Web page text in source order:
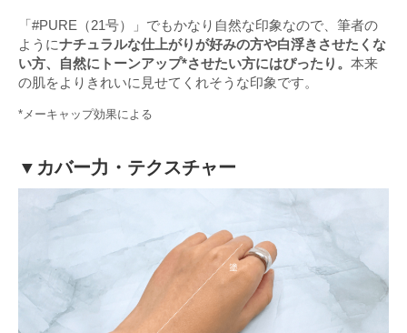
「#PURE（21号）」でもかなり自然な印象なので、筆者の
ようにナチュラルな仕上がりが好みの方や白浮きさせたくな
い方、自然にトーンアップ*させたい方にはぴったり。 本来
の肌をよりきれいに見せてくれそうな印象です。
*メーキャップ効果による
▼カバー力・テクスチャー